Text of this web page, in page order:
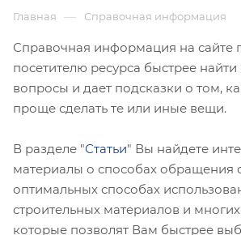
Главная — Справочная информация
Справочная информация на сайте
посетителю ресурса быстрее найти
вопросы и дает подсказки о том,
проще сделать те или иные вещи.
В разделе "Статьи" Вы найдете
материалы о способах обращения
оптимальных способах
строительных материалов и
которые позволят Вам быстрее